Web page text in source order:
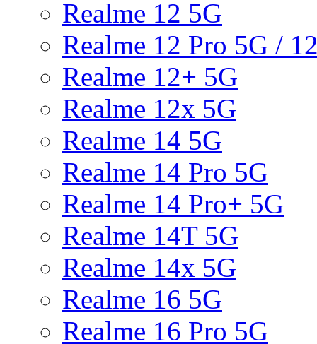
Realme 12 5G
Realme 12 Pro 5G /
Realme 12+ 5G
Realme 12x 5G
Realme 14 5G
Realme 14 Pro 5G
Realme 14 Pro+ 5G
Realme 14T 5G
Realme 14x 5G
Realme 16 5G
Realme 16 Pro 5G